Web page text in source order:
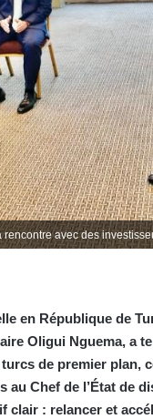
avec des
en République de
Oligui Nguema, a
de premier plan,
au Chef de l’État de
clair : relancer et